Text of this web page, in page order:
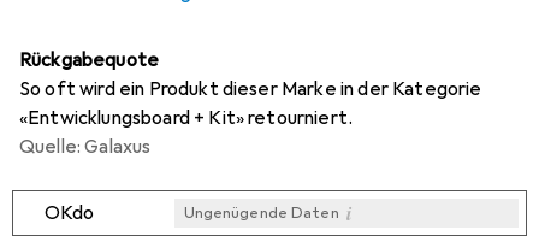
Rückgabequote
So oft wird ein Produkt dieser Marke in der Kategorie
«Entwicklungsboard + Kit» retourniert.
Quelle: Galaxus
OKdo Ungenügende Daten i